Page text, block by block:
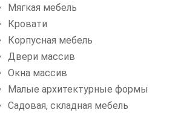
Мягкая мебель
Кровати
Корпусная мебель
Двери массив
Окна массив
Малые архитектурные формы
Садовая, складная мебель